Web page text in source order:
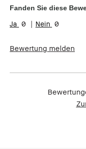
Hautton:
Hautbedürfnis(se):
Fanden Sie diese
0 0
Bewertung melden